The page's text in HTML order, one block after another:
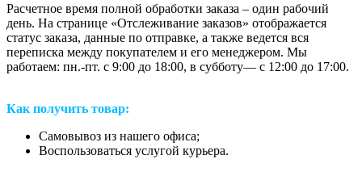
Расчетное время полной обработки заказа – один рабочий
день. На странице «Отслеживание заказов» отображается
статус заказа, данные по отправке, а также ведется вся
переписка между покупателем и его менеджером. Мы
работаем: пн.-пт. с 9:00 до 18:00, в субботу— с 12:00 до 17:00.
Как получить товар:
Самовывоз из нашего офиса;
Воспользоваться услугой курьера.